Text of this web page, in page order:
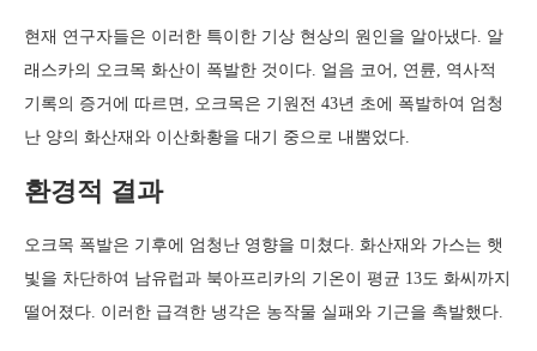
현재 연구자들은 이러한 특이한 기상 현상의 원인을 알아냈다. 알
래스카의 오크목 화산이 폭발한 것이다. 얼음 코어, 연륜, 역사적
기록의 증거에 따르면, 오크목은 기원전 43년 초에 폭발하여 엄청
난 양의 화산재와 이산화황을 대기 중으로 내뿜었다.
환경적 결과
오크목 폭발은 기후에 엄청난 영향을 미쳤다. 화산재와 가스는 햇
빛을 차단하여 남유럽과 북아프리카의 기온이 평균 13도 화씨까지
떨어졌다. 이러한 급격한 냉각은 농작물 실패와 기근을 촉발했다.